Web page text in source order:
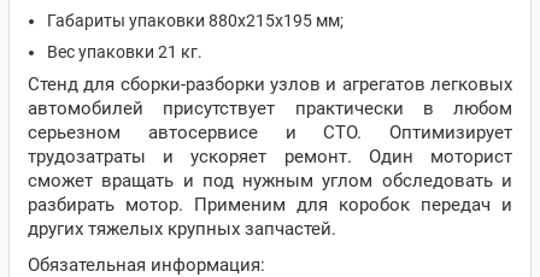
Габариты упаковки 880х215х195 мм;
Вес упаковки 21 кг.
Стенд для сборки-разборки узлов и агрегатов легковых
автомобилей присутствует практически в любом
серьезном автосервисе и СТО. Оптимизирует
трудозатраты и ускоряет ремонт. Один моторист
сможет вращать и под нужным углом обследовать и
разбирать мотор. Применим для коробок передач и
других тяжелых крупных запчастей.
Обязательная информация: